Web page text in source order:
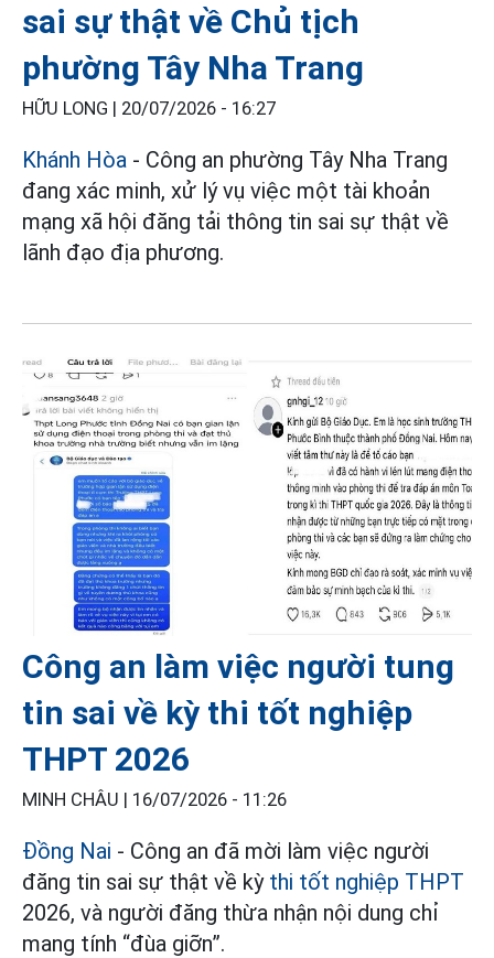
sai sự thật về Chủ tịch
phường Tây Nha Trang
HỮU LONG | 20/07/2026 - 16:27
Khánh Hòa - Công an phường Tây Nha Trang
đang xác minh, xử lý vụ việc một tài khoản
mạng xã hội đăng tải thông tin sai sự thật về
lãnh đạo địa phương.
Công an làm việc người tung
tin sai về kỳ thi tốt nghiệp
THPT 2026
MINH CHÂU | 16/07/2026 - 11:26
Đồng Nai - Công an đã mời làm việc người
đăng tin sai sự thật về kỳ thi tốt nghiệp THPT
2026, và người đăng thừa nhận nội dung chỉ
mang tính “đùa giỡn”.